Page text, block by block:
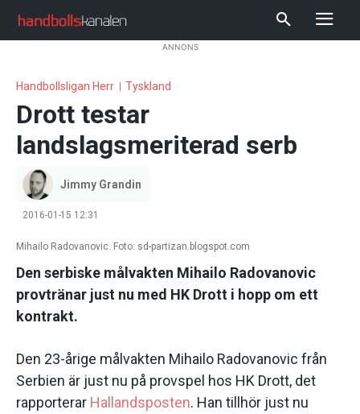
ANNONS
Handbollsligan Herr Tyskland
Drott testar
landslagsmeriterad serb
Jimmy Grandin
2016-01-15 12:31
Mihailo Radovanovic. Foto: sd-partizan.blogspot.com
Den serbiske målvakten Mihailo Radovanovic
provtränar just nu med HK Drott i hopp om ett
kontrakt.
Den 23-årige målvakten Mihailo Radovanovic från
Serbien är just nu på provspel hos HK Drott, det
rapporterar Hallandsposten. Han tillhör just nu